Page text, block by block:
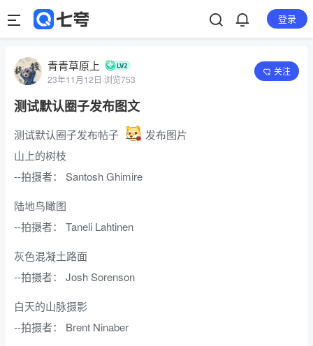
登录
测试默认圈子发布图文
青青草原上
23年11月12日·浏览753
关注
测试默认圈子发布帖子
发布图片
山上的树枝
--拍摄者： Santosh Ghimire
陆地鸟瞰图
--拍摄者： Taneli Lahtinen
灰色混凝土路面
--拍摄者： Josh Sorenson
白天的山脉摄影
--拍摄者： Brent Ninaber